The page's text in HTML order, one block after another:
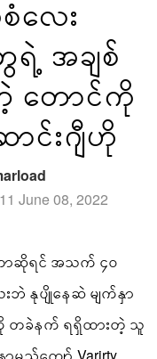
လေး
အချစ်
တောင်ကို
ာင်းဂျီဟို
June 08, 2022
ဟာဆိုရင် အသက် ၄၀
နုပျိုနေဆဲ မျက်နှာ
တခဲနက် ရရှိထားတဲ့ သူ